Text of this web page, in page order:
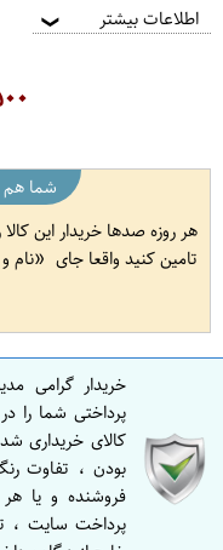
اطلاعات بیشتر ❯
شما هم
هر روزه صدها خریدار این
تامین کنید واقعا جای
نام
خریدار گرامی
پرداختی شما
کالای خریداری
بودن ، تفاوت
فروشنده و یا
پرداخت سایت ،